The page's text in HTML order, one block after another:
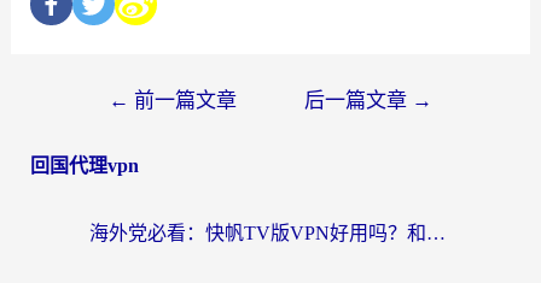
← 前一篇文章 后一篇文章 →
回国代理vpn
海外党必看：快帆TV版VPN好用吗？和快游VPN对比哪个回国效果更好？附实用避坑指南